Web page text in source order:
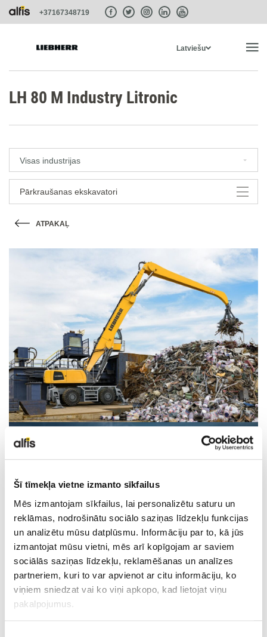
Šī tīmekļa vietne izmanto sīkfailus
Mēs izmantojam sīkfailus, lai personalizētu saturu un
reklāmas, nodrošinātu sociālo saziņas līdzekļu funkcijas
un analizētu mūsu datplūsmu. Informāciju par to, kā jūs
izmantojat mūsu vietni, mēs arī kopīgojam ar saviem
sociālās saziņas līdzekļu, reklamēšanas un analīzes
partneriem, kuri to var apvienot ar citu informāciju, ko
viņiem sniedzat vai ko viņi apkopo, kad lietojat viņu
pakalpojumus.
+37167348719
Latviešu
SĀKUMS
PRODUKTI
PAKALPOJUMI UN RISINĀJUMI
SISTĒMAS
LIEBHERR LIETOTĀ TEHNIKA
KARJERA
PAR MUMS
KONTAKTI
LH 80 M Industry Litronic
Visas industrijas
Pārkraušanas ekskavatori
ATPAKAĻ